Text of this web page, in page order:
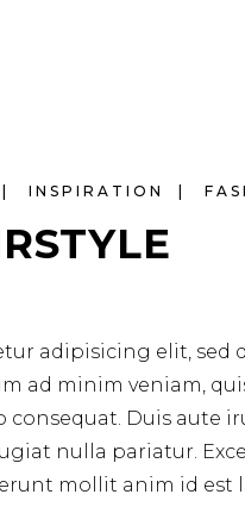
INSPIRATION
adipisicing elit,
ad minim veniam,
consequat. Duis aute
nulla pariatur.
mollit anim id est